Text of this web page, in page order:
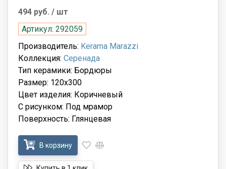
494 руб. / шт
Артикул: 292059
Производитель: Kerama Marazzi
Коллекция: Серенада
Тип керамики: Бордюры
Размер: 120x300
Цвет изделия: Коричневый
С рисунком: Под мрамор
Поверхность: Глянцевая
В корзину